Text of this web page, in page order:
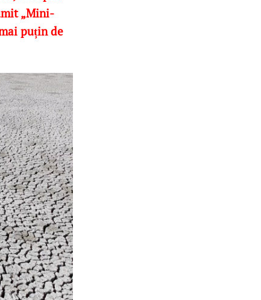
„Mini-
puțin de